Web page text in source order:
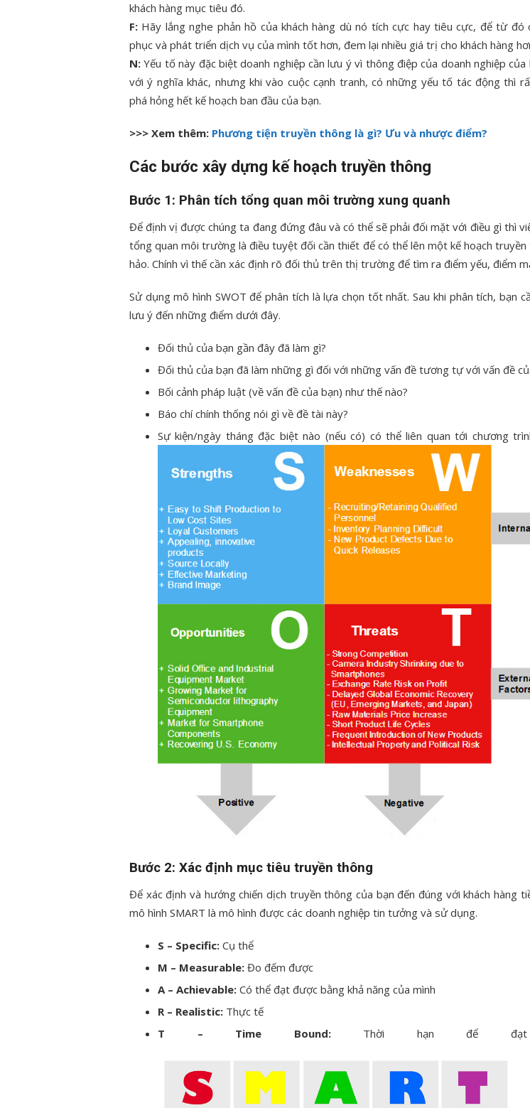
khách hàng mục tiêu đó.
F: Hãy lắng nghe phản hồ của khách hàng dù nó tích cực hay tiêu cực, để từ đó
phục và phát triển dịch vụ của mình tốt hơn, đem lại nhiều giá trị cho khách hàng
N:Yếu tố này đặc biệt doanh nghiệp cần lưu ý vì thông điệp của doanh nghiệp
với ý nghĩa khác, nhưng khi vào cuộc cạnh tranh, có những yếu tố tác động thì
phá hỏng hết kế hoạch ban đầu của bạn.
>>> Xem thêm: Phương tiện truyền thông là gì? Ưu và nhược điểm?
Các bước xây dựng kế hoạch truyền thông
Bước 1: Phân tích tổng quan môi trường xung quanh
Để định vị được chúng ta đang đứng đâu và có thể sẽ phải đối mặt với điều gì thì
tổng quan môi trường là điều tuyệt đối cần thiết để có thể lên một kế hoạch truyền
hảo. Chính vì thế cần xác định rõ đối thủ trên thị trường để tìm ra điểm yếu, điểm
Sử dụng mô hình SWOT để phân tích là lựa chọn tốt nhất. Sau khi phân tích, bạn
lưu ý đến những điểm dưới đây.
Đối thủ của bạn gần đây đã làm gì?
Đối thủ của bạn đã làm những gì đối với những vấn đề tương tự với vấn đề
Bối cảnh pháp luật (về vấn đề của bạn) như thế nào?
Báo chí chính thống nói gì về đề tài này?
Sự kiện/ngày tháng đặc biệt nào (nếu có) có thể liên quan tới chương
Bước 2: Xác định mục tiêu truyền thông
Để xác định và hướng chiến dịch truyền thông của bạn đến đúng với khách hàng
mô hình SMART là mô hình được các doanh nghiệp tin tưởng và sử dụng.
S – Specific: Cụ thể
M – Measurable: Đo đếm được
A – Achievable: Có thể đạt được bằng khả năng của mình
R – Realistic: Thực tế
T – Time Bound: Thời hạn để